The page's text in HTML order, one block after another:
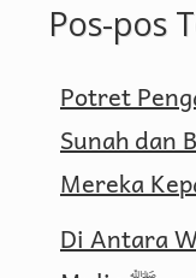
Pos-pos
Potret
Sunah dan
Mereka
Di Antara